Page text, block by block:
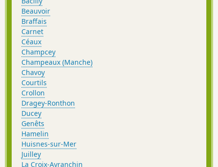
Beauvoir
Braffais
Carnet
Céaux
Champcey
Champeaux (Manche)
Chavoy
Courtils
Crollon
Dragey-Ronthon
Ducey
Genêts
Hamelin
Huisnes-sur-Mer
Juilley
La Croix-Avranchin